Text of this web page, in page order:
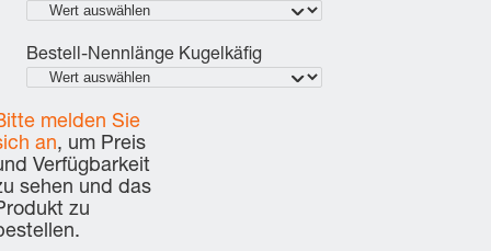
Bestell-Nennlänge Kugelkäfig
melden Sie
an, um Preis
Verfügbarkeit
sehen und das
zu